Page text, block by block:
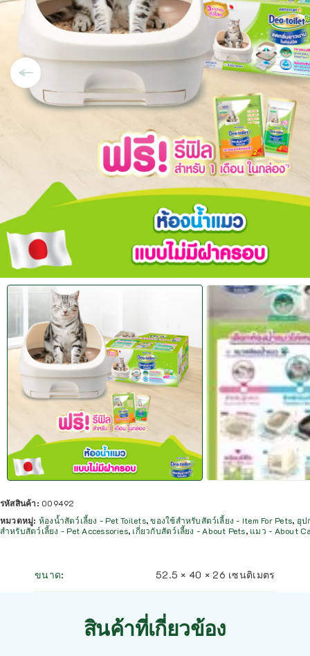
รหัสสินค้า: 009492
หมวดหมู่: ห้องน้ำสัตว์เลี้ยง - Pet Toilets,ของใช้สำหรับสัตว์เลี้ยง - Item For Pets, อุ
สำหรับสัตว์เลี้ยง - Pet Accessories, เกี่ยวกับสัตว์เลี้ยง - About Pets, แมว - About
ขนาด 52.5 × 40 × 26 เซนติเมตร
สินค้าที่เกี่ยวข้อง